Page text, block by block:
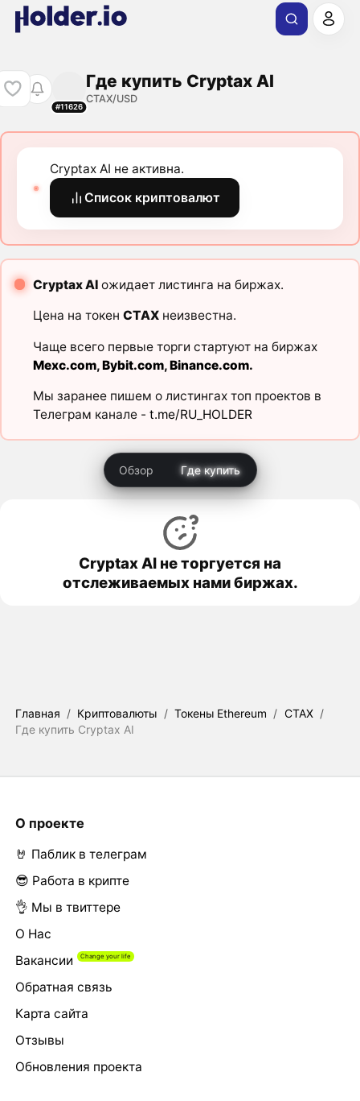
#11626
Где купить Cryptax AI
CTAX/USD
Cryptax AI не активна.
Список криптовалют
Cryptax AIожидает листинга на биржах.
Цена на токен CTAXнеизвестна.
Чаще всего первые торги стартуют на биржах
Mexc.com,Bybit.com,Binance.com.
Мы заранее пишем о листингах топ проектов в
Телеграм канале - t.me/RU_HOLDER
Обзор Где купить
Cryptax AI не торгуется на
отслеживаемых нами биржах.
Главная / Криптовалюты / Токены Ethereum / CTAX /
Где купить Cryptax AI
О проекте
🤘 Паблик в телеграм
😎 Работа в крипте
👌 Мы в твиттере
О Нас
Вакансии
Обратная связь
Карта сайта
Отзывы
Обновления проекта